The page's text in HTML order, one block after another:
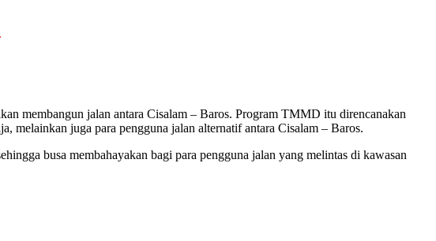
membangun jalan antara Cisalam – Baros. Program TMMD itu direncanakan
melainkan juga para pengguna jalan alternatif antara Cisalam – Baros.
busa membahayakan bagi para pengguna jalan yang melintas di kawasan